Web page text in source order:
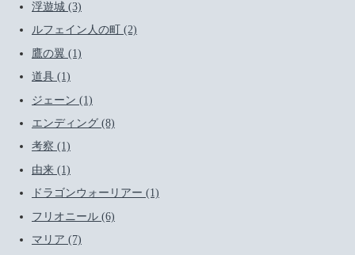
浮遊城 (3)
ルフェイン人の町 (2)
鷹の翼 (1)
道具 (1)
ジェーン (1)
エンディング (8)
考察 (1)
由来 (1)
ドラゴンウォーリアー (1)
フリオニール (6)
マリア (7)